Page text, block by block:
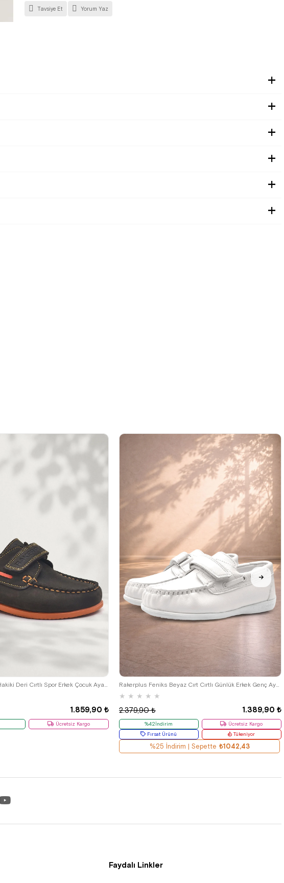
Tavsiye Et Yorum Yaz
1.859,90 ₺
Ücretsiz Kargo
Rakerplus Feniks Beyaz Cırt Cırtlı Günlük Erkek Genç Ayakkabı
★ ★ ★ ★ ★
1.389,90 ₺
2.379,90 ₺
%42İndirim
Ücretsiz Kargo
Fırsat Ürünü
Tükeniyor
%25 İndirim | Sepette ₺1042,43
37 39
Faydalı Linkler